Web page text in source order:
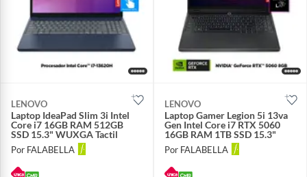
LENOVO
Laptop IdeaPad Slim 3i Intel
Core i7 16GB RAM 512GB
SSD 15.3" WUXGA Tactil
Por FALABELLA
LENOVO
Laptop Gamer Legion 5i 13va
Gen Intel Core i7 RTX 5060
16GB RAM 1TB SSD 15.3"
Por FALABELLA